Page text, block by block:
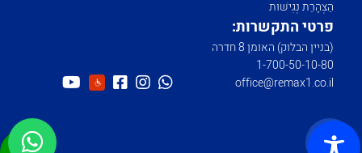
הַצְהָרַת נְגִישׁוּת
פרטי התקשרות:
(בניין הבלוק) האומן 8 חדרה
1­-700­-50-­10-­80
office@remax1.co.il